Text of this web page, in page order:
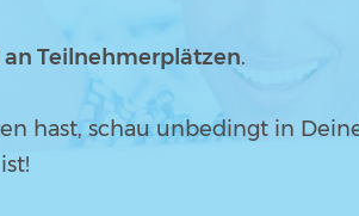
Teilnehmerplätzen.
hast, schau unbedingt in